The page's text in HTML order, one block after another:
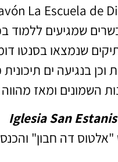
שמגיעים ללמוד
שנמצאו בסנטו
בנגיעה ים תיכונית
Iglesia San
דה חבון"